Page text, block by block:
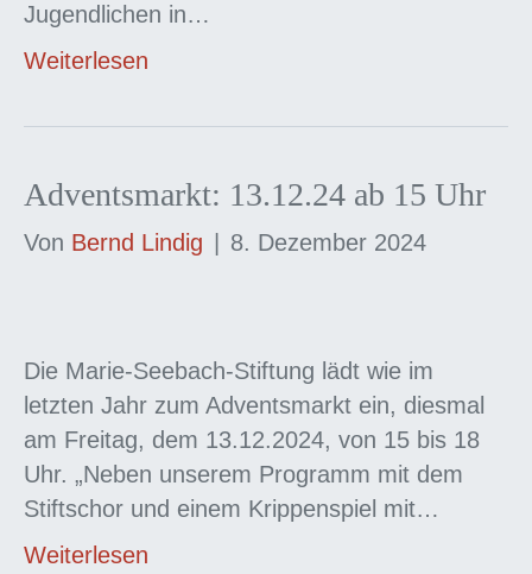
Jugendlichen in…
Weiterlesen
Adventsmarkt: 13.12.24 ab 15 Uhr
Von Bernd Lindig 8. Dezember 2024
Die Marie-Seebach-Stiftung lädt wie im
letzten Jahr zum Adventsmarkt ein, diesmal
am Freitag, dem 13.12.2024, von 15 bis 18
Uhr. „Neben unserem Programm mit dem
Stiftschor und einem Krippenspiel mit…
Weiterlesen